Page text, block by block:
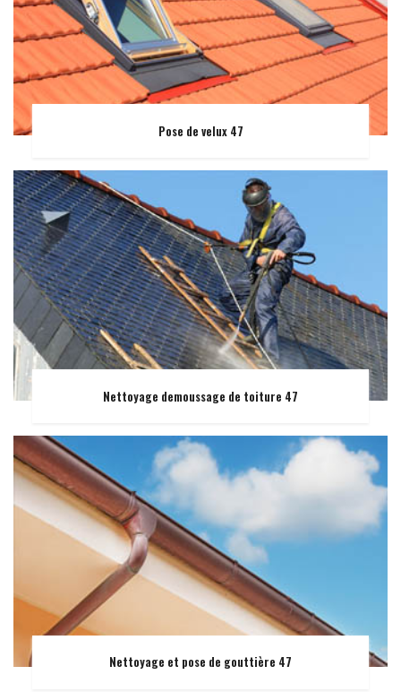
Pose de velux 47
Nettoyage demoussage de toiture 47
Nettoyage et pose de gouttière 47